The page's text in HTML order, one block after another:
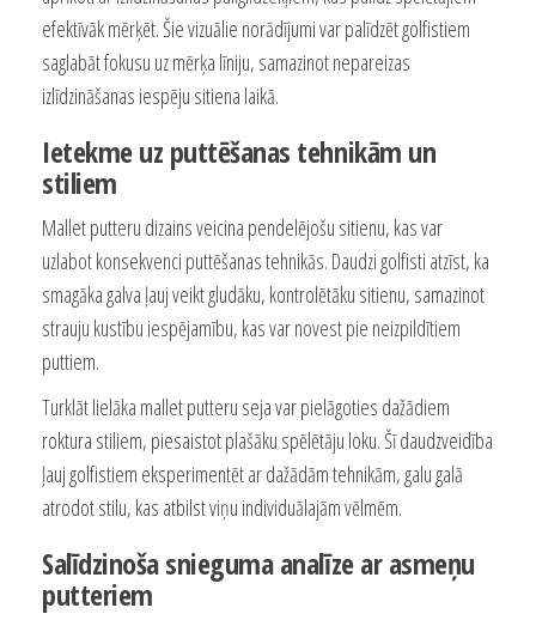
efektīvāk mērķēt. Šie vizuālie norādījumi var palīdzēt golfistiem
saglabāt fokusu uz mērķa līniju, samazinot nepareizas
izlīdzināšanas iespēju sitiena laikā.
Ietekme uz puttēšanas tehnikām un
stiliem
Mallet putteru dizains veicina pendelējošu sitienu, kas var
uzlabot konsekvenci puttēšanas tehnikās. Daudzi golfisti atzīst, ka
smagāka galva ļauj veikt gludāku, kontrolētāku sitienu, samazinot
strauju kustību iespējamību, kas var novest pie neizpildītiem
puttiem.
Turklāt lielāka mallet putteru seja var pielāgoties dažādiem
roktura stiliem, piesaistot plašāku spēlētāju loku. Šī daudzveidība
ļauj golfistiem eksperimentēt ar dažādām tehnikām, galu galā
atrodot stilu, kas atbilst viņu individuālajām vēlmēm.
Salīdzinoša snieguma analīze ar asmeņu
putteriem